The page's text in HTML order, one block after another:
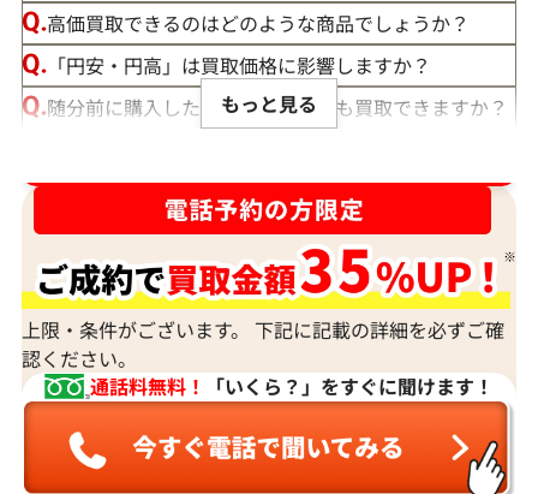
高価買取できるのはどのような商品でしょうか？
「円安・円高」は買取価格に影響しますか？
随分前に購入したダイヤモンドでも買取できますか？
宝石の大きさは買取価格に影響する？
ダイヤモンドの買取価格には、どんなことが影響しま
すか？
身分証明書がなぜ必要？
もっと見る
上限・条件がございます。 下記に記載の詳細を必ずご確
認ください。
通話料無料！
「いくら？」をすぐに聞けます！